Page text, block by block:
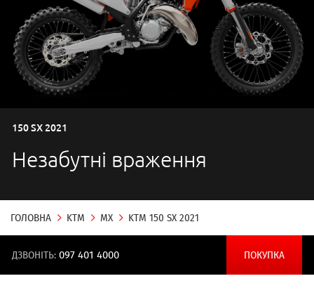
150 SX 2021
Незабутні враження
ГОЛОВНА KTM MX KTM 150 SX 2021
ПОКУПКА
ДЗВОНІТЬ: 097 401 4000